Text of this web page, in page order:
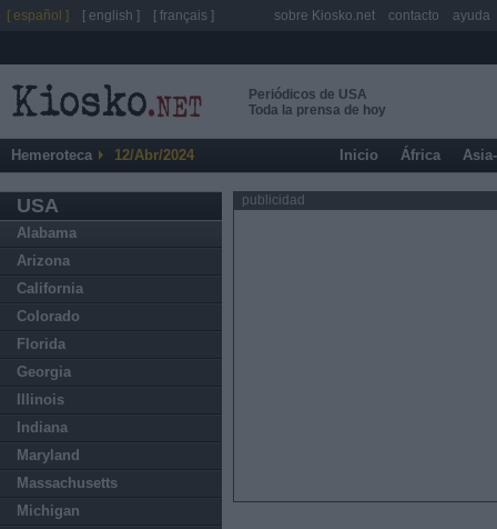
Periódicos de USA
Toda la prensa de hoy
Hemeroteca 12/Abr/2024 Inicio África
USA
Alabama
Arizona
California
Colorado
Florida
Georgia
Illinois
Indiana
Maryland
Massachusetts
Michigan
publicidad
[ español ] [ english ] [ français ] sobre Kiosko.net contacto ayuda